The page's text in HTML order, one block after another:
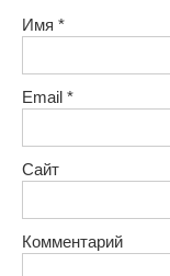
Имя *
Email *
Сайт
Комментарий